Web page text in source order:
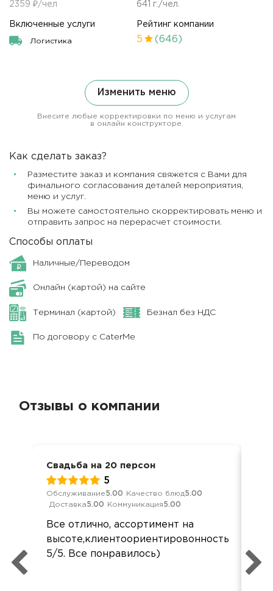
2359 ₽/чел 641 г./чел.
Включенные услуги
Логистика
Рейтинг компании
5 (646)
Изменить меню
Внесите любые корректировки по меню и услугам
в онлайн конструкторе.
Как сделать заказ?
Разместите заказ и компания свяжется с Вами для
финального согласования деталей мероприятия,
меню и услуг.
Вы можете самостоятельно скорректировать меню и
отправить запрос на перерасчет стоимости.
Способы оплаты
Наличные/Переводом
Онлайн (картой) на сайте
Терминал (картой) Безнал без НДС
По договору с CaterMe
Отзывы о компании
Свадьба на 20 персон
5
Обслуживание5.00 Качество блюд5.00
Доставка5.00 Коммуникация5.00
Все отлично, ассортимент на
высоте,клиентоориентировонность
5/5. Все понравилось)